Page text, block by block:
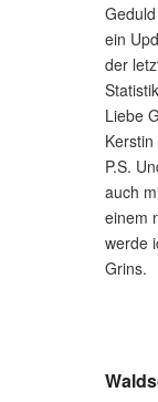
ein
der
Liebe
Kerstin
P.S.
auch
einem
werde
Grins.